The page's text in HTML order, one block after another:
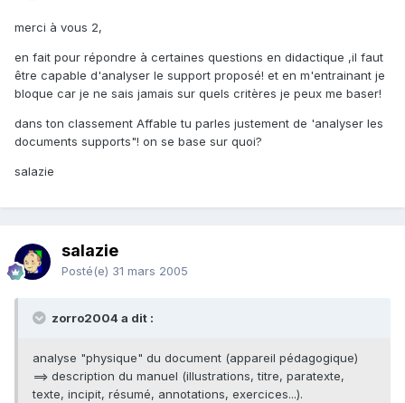
merci à vous 2,
en fait pour répondre à certaines questions en didactique ,il faut
être capable d'analyser le support proposé! et en m'entrainant je
bloque car je ne sais jamais sur quels critères je peux me baser!
dans ton classement Affable tu parles justement de 'analyser les
documents supports"! on se base sur quoi?
salazie
salazie
Posté(e) 31 mars 2005
zorro2004 a dit :
analyse "physique" du document (appareil pédagogique)
==> description du manuel (illustrations, titre, paratexte,
texte, incipit, résumé, annotations, exercices...).